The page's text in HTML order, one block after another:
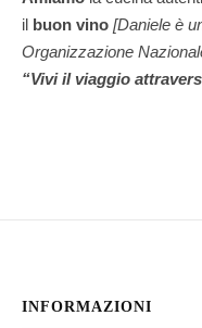
il buon vino [Daniele è
Organizzazione
“Vivi il viaggio
INFORMAZIONI